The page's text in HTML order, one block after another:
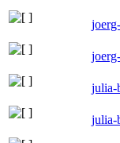
julia-
julia-